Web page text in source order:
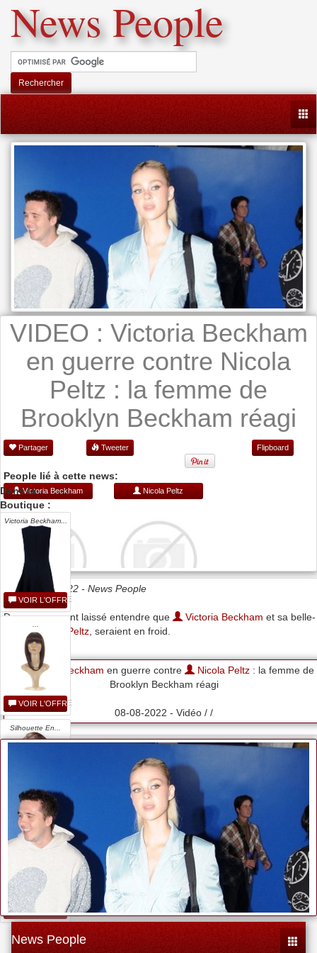
News People
Rechercher
VIDEO : Victoria Beckham
en guerre contre Nicola
Peltz : la femme de
Brooklyn Beckham réagi
Partager Tweeter Flipboard
People lié à cette news:
Victoria Beckham Nicola Peltz
Date 08/08/2022 - News People
Des rumeurs ont laissé entendre que Victoria Beckham et sa belle-
Nicola Peltz , seraient en froid.
Victoria Beckham en guerre contre Nicola Peltz : la femme de
Brooklyn Beckham réagi
08-08-2022 - Vidéo / /
Dans la
Boutique :
Victoria Beckham...
VOIR L'OFFRE
VOIR L'OFFRE
Silhouette En...
VOIR L'OFFRE
Victoria Beckham...
VOIR L'OFFRE
News People